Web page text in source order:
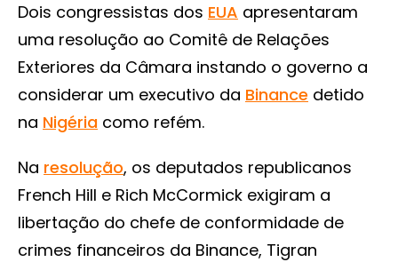
Dois congressistas dos EUA apresentaram
uma resolução ao Comitê de Relações
Exteriores da Câmara instando o governo a
considerar um executivo da Binance detido
na Nigéria como refém.
Na resolução, os deputados republicanos
French Hill e Rich McCormick exigiram a
libertação do chefe de conformidade de
crimes financeiros da Binance, Tigran